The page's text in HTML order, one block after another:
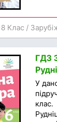
8 Клас /
ГДЗ
У